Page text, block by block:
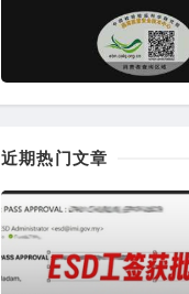
近期热门文章